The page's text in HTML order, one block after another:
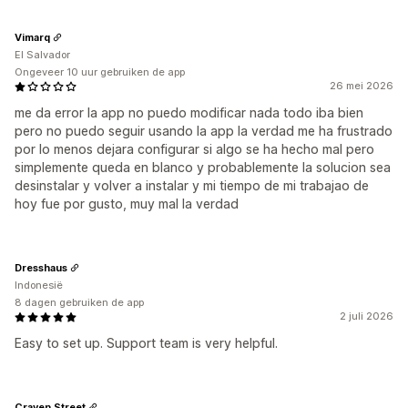
26 mei 2026
me da error la app no puedo modificar nada todo iba bien
pero no puedo seguir usando la app la verdad me ha frustrado
por lo menos dejara configurar si algo se ha hecho mal pero
simplemente queda en blanco y probablemente la solucion sea
desinstalar y volver a instalar y mi tiempo de mi trabajao de
hoy fue por gusto, muy mal la verdad
Vimarq
El Salvador
Ongeveer 10 uur gebruiken de app
2 juli 2026
Easy to set up. Support team is very helpful.
Dresshaus
Indonesië
8 dagen gebruiken de app